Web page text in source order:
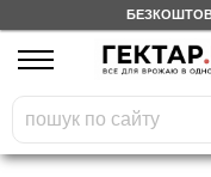
На вашому
бонусному рахунку